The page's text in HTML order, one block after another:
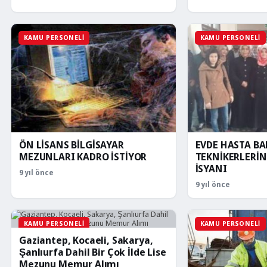
KAMU PERSONELI
ÖN LİSANS BİLGİSAYAR
MEZUNLARI KADRO İSTİYOR
9 yıl önce
KAMU PERSONELI
EVDE HASTA
İSYANI
9 yıl önce
KAMU PERSONELI
Gaziantep, Kocaeli, Sakarya,
Şanlıurfa Dahil Bir Çok İlde Lise
Mezunu Memur Alımı
KAMU PERSONELI